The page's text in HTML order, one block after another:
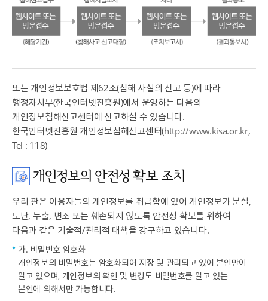
또는 개인정보보호법 제62조(침해 사실의 신고 등)에 따라
행정자치부(한국인터넷진흥원)에서 운영하는 다음의
개인정보침해신고센터에 신고하실 수 있습니다.
한국인터넷진흥원 개인정보침해신고센터(http://www.kisa.or.kr,
Tel : 118)
개인정보의 안전성 확보 조치
우리 관은 이용자들의 개인정보를 취급함에 있어 개인정보가 분실,
도난, 누출, 변조 또는 훼손되지 않도록 안전성 확보를 위하여
다음과 같은 기술적/관리적 대책을 강구하고 있습니다.
가. 비밀번호 암호화
개인정보의 비밀번호는 암호화되어 저장 및 관리되고 있어 본인만이
알고 있으며, 개인정보의 확인 및 변경도 비밀번호를 알고 있는
본인에 의해서만 가능합니다.